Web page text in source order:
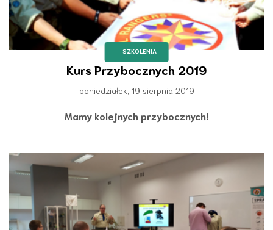
SZKOLENIA
Kurs Przybocznych 2019
poniedziałek, 19 sierpnia 2019
Mamy kolejnych przybocznych!